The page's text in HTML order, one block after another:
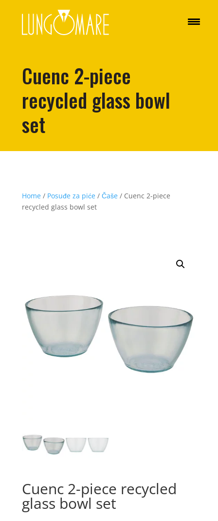
Cuenc 2-piece
recycled glass bowl
set
Home/ Posuđe za piće/ Čaše/ Cuenc 2-piece
recycled glass bowl set
Cuenc 2-piece recycled
glass bowl set